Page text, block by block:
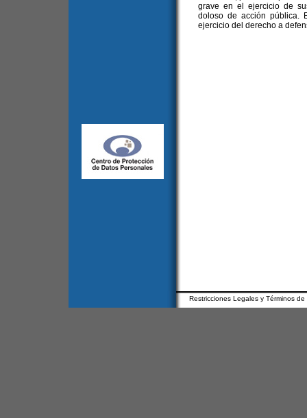
grave en el ejercicio de
doloso de acción pública.
ejercicio del derecho a
Restricciones Legales y Términos de